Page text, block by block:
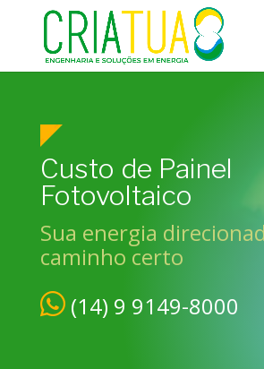
Custo de Painel
Fotovoltaico
Sua energia
caminho certo
(14) 9 9149-8000